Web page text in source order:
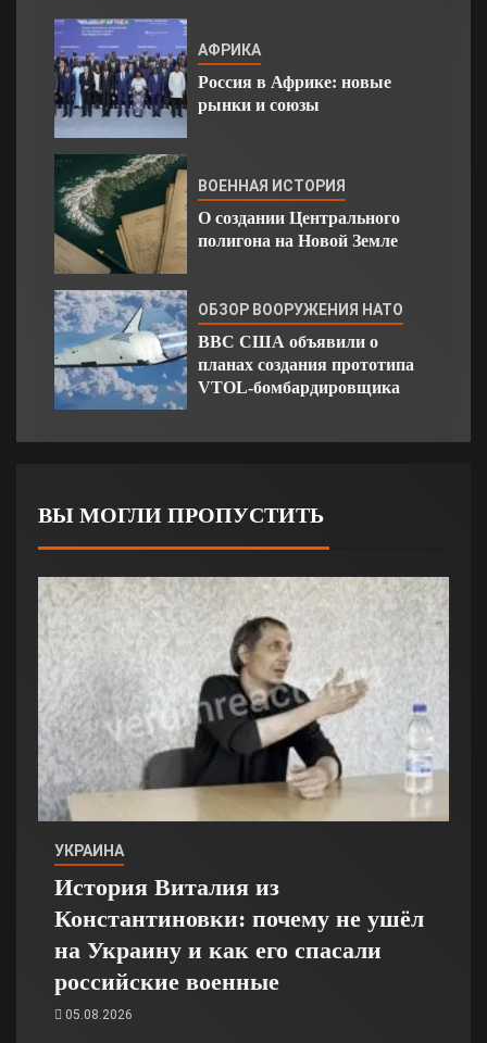
АФРИКА
Россия в Африке: новые
рынки и союзы
ВОЕННАЯ ИСТОРИЯ
О создании Центрального
полигона на Новой Земле
ОБЗОР ВООРУЖЕНИЯ НАТО
ВВС США объявили о
планах создания прототипа
VTOL-бомбардировщика
ВЫ МОГЛИ ПРОПУСТИТЬ
УКРАИНА
История Виталия из
Константиновки: почему не ушёл
на Украину и как его спасали
российские военные
05.08.2026